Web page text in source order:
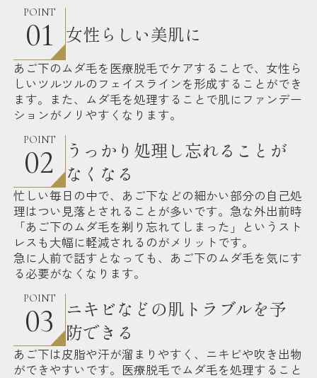
POINT
01 女性らしい美肌に
あご下のムダ毛を医療脱毛でケアすることで、女性ら
しいツルツルのフェイスラインを形成することができ
ます。また、ムダ毛を処理することで肌にファンデー
ションがノリやすくなります。
POINT
02
うっかり処理し忘れることが
なくなる
忙しい毎日の中で、あご下などの細かい部分の自己処
理はつい見落とされることが多いです。急な外出前時
「あご下のムダ毛を剃り忘れてしまった」というスト
レスも大幅に軽減されるのがメリットです。
急に人前で話すとなっても、あご下のムダ毛を気にす
る必要がなくなります。
POINT
03
ニキビなどの肌トラブルを予
防できる
あご下は皮脂や汗が溜まりやすく、ニキビや吹き出物
ができやすいです。医療脱毛でムダ毛を処理すること